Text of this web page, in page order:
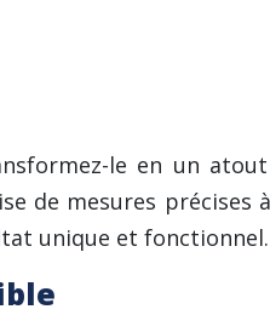
le en un
de mesures
unique et fonctionnel.